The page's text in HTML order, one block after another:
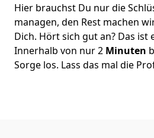
Hier brauchst Du nur die
managen, den Rest machen
Dich. Hört sich gut an? Das ist
Innerhalb von nur 2 Minuten
Sorge los. Lass das mal die